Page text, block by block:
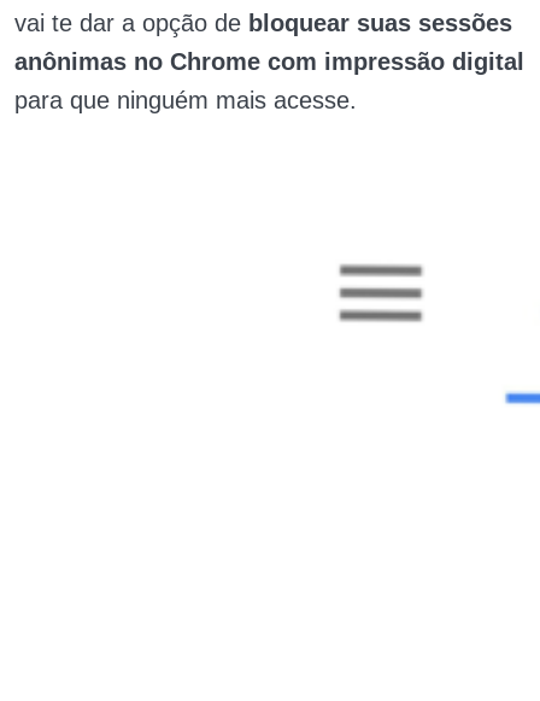
vai te dar a opção de bloquear suas sessões
anônimas no Chrome com impressão digital
para que ninguém mais acesse.